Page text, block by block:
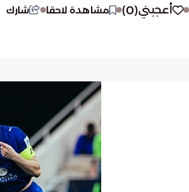
أعجبني(
0
) مشاهدة لاحقا شارك